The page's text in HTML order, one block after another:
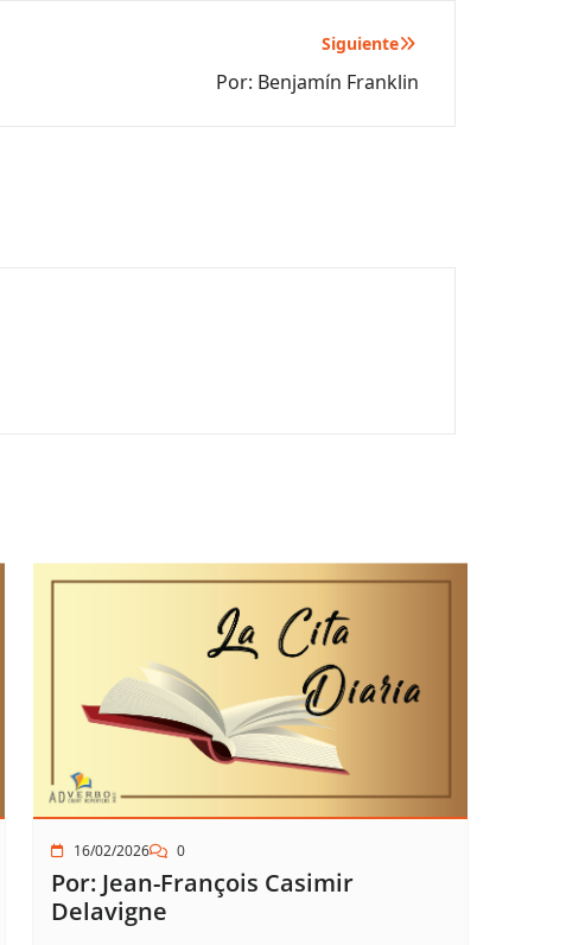
Siguiente
Por: Benjamín Franklin
16/02/2026 0
Por: Jean-François Casimir
Delavigne